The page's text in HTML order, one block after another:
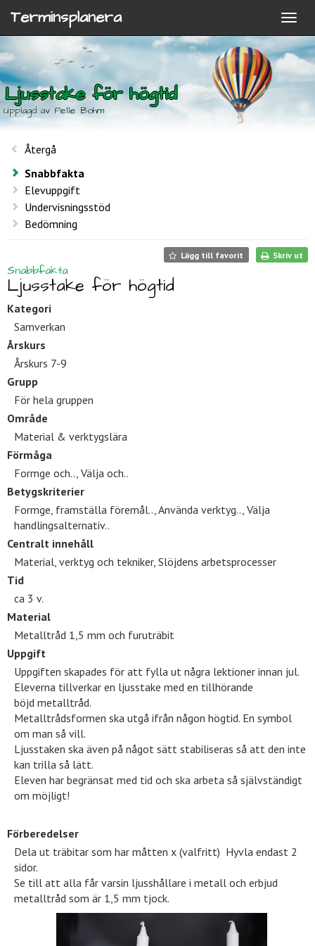
Terminsplanera
Ljusstake för högtid
Upplagd av Pelle Bohm
Återgå
Snabbfakta
Elevuppgift
Undervisningsstöd
Bedömning
Lägg till favorit Skriv ut
Snabbfakta
Ljusstake för högtid
Kategori
Samverkan
Årskurs
Årskurs 7-9
Grupp
För hela gruppen
Område
Material & verktygslära
Förmåga
Formge och.., Välja och..
Betygskriterier
Formge, framställa föremål.., Använda verktyg.., Välja
handlingsalternativ..
Centralt innehåll
Material, verktyg och tekniker, Slöjdens arbetsprocesser
Tid
ca 3 v.
Material
Metalltråd 1,5 mm och furuträbit
Uppgift
Uppgiften skapades för att fylla ut några lektioner innan jul.
Eleverna tillverkar en ljusstake med en tillhörande
böjd metalltråd.
Metalltrådsformen ska utgå ifrån någon högtid. En symbol
om man så vill.
Ljusstaken ska även på något sätt stabiliseras så att den inte
kan trilla så lätt.
Eleven har begränsat med tid och ska arbeta så självständigt
om möjligt!
Förberedelser
Dela ut träbitar som har måtten x (valfritt) Hyvla endast 2
sidor.
Se till att alla får varsin ljusshållare i metall och erbjud
metalltråd som är 1,5 mm tjock.